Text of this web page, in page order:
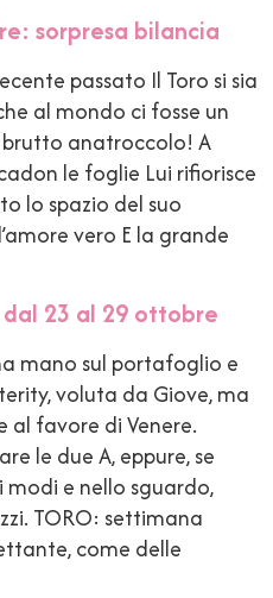
sorpresa bilancia
passato Il Toro si sia
al mondo ci fosse un
anatroccolo! A
le foglie Lui rifiorisce
lo spazio del suo
vero E la grande
23 al 29 ottobre
mano sul portafoglio e
voluta da Giove, ma
al favore di Venere.
le due A, eppure, se
e nello sguardo,
TORO: settimana
come delle